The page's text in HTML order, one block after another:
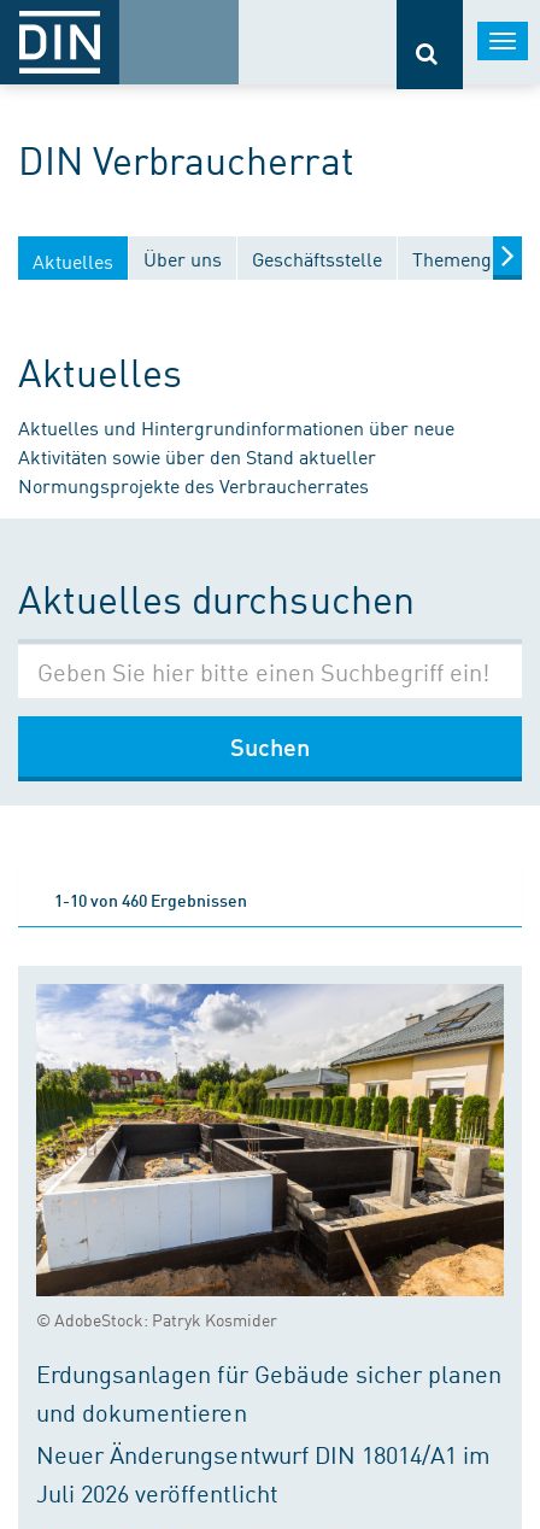
DIN Verbraucherrat
Aktuelles Über uns Geschäftsstelle
Aktuelles
Aktuelles und Hintergrundinformationen über neue
Aktivitäten sowie über den Stand aktueller
Normungsprojekte des Verbraucherrates
Aktuelles durchsuchen
Suchen
1-10 von 460 Ergebnissen
© AdobeStock: Patryk Kosmider
Erdungsanlagen für Gebäude sicher planen
und dokumentieren
Neuer Änderungsentwurf DIN 18014/A1 im
Juli 2026 veröffentlicht